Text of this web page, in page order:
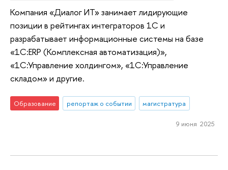
Компания «Диалог ИТ» занимает лидирующие
позиции в рейтингах интеграторов 1С и
разрабатывает информационные системы на базе
«1С:ERP (Комплексная автоматизация)»,
«1С:Управление холдингом», «1С:Управление
складом» и другие.
Образование репортаж о событии магистратура
9 июня 2025